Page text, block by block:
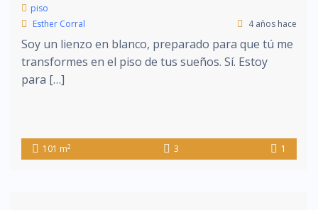
piso
Esther Corral
4 años hace
Soy un lienzo en blanco, preparado para que tú me
transformes en el piso de tus sueños. Sí. Estoy
para […]
101 m2 3 1